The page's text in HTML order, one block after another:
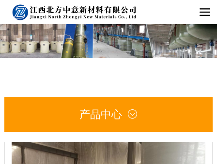
产品中心 